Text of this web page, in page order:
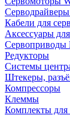
Кабели для
Аксессуары
Сервоприводы
Редукторы
Системы
Штекеры,
Компрессоры
Клеммы
Комплекты для